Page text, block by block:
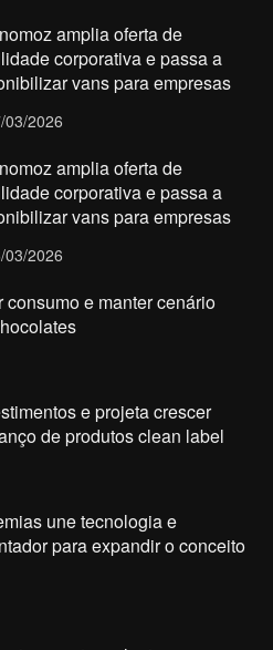
amplia oferta de
corporativa e passa a
vans para empresas
03/2026
amplia oferta de
corporativa e passa a
vans para empresas
03/2026
e manter cenário
e projeta crescer
de produtos clean label
une tecnologia e
para expandir o conceito